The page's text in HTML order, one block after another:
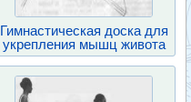
Гимнастическая доска для
укрепления мышц живота